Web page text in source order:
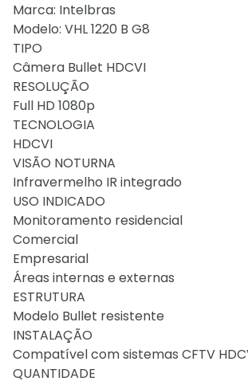
Marca: Intelbras
Modelo: VHL 1220 B G8
TIPO
Câmera Bullet HDCVI
RESOLUÇÃO
Full HD 1080p
TECNOLOGIA
HDCVI
VISÃO NOTURNA
Infravermelho IR integrado
USO INDICADO
Monitoramento residencial
Comercial
Empresarial
Áreas internas e externas
ESTRUTURA
Modelo Bullet resistente
INSTALAÇÃO
Compatível com sistemas CFTV
QUANTIDADE